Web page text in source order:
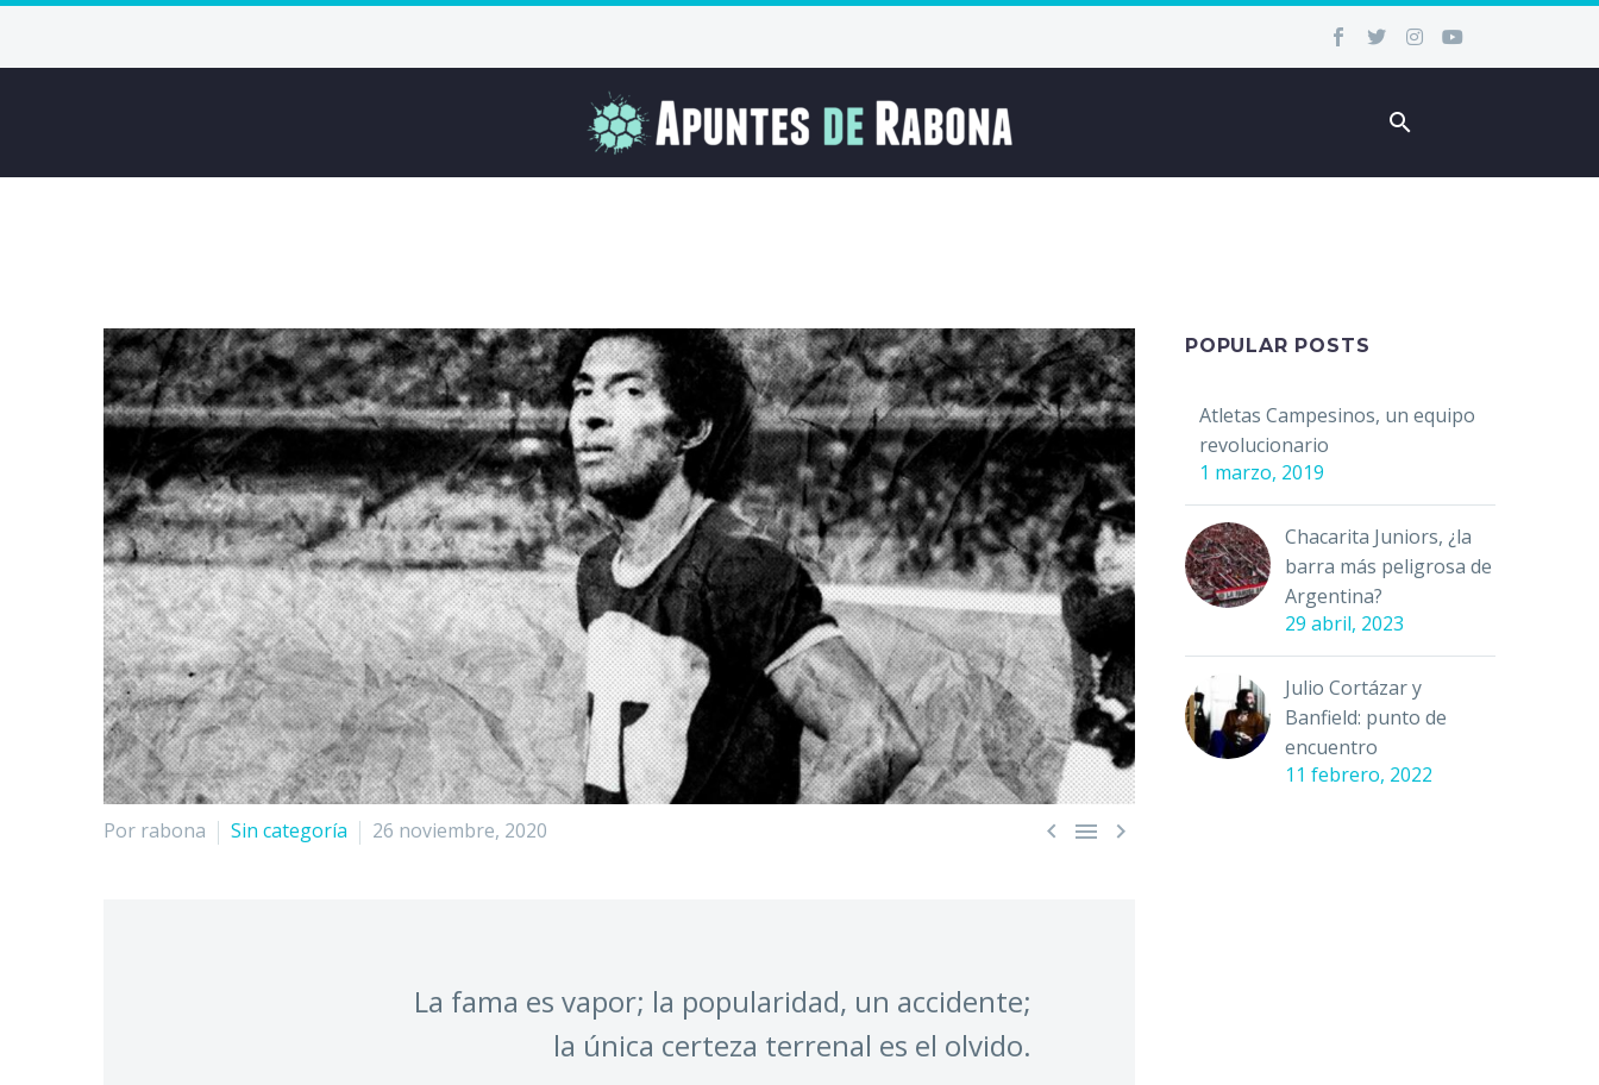
  
Por rabona Sin categoría 26 noviembre, 2020
La fama es vapor; la popularidad, un accidente;
la única certeza terrenal es el olvido.
POPULAR POSTS
Atletas Campesinos, un equipo
revolucionario
1 marzo, 2019
Chacarita Juniors, ¿la
barra más peligrosa de
Argentina?
29 abril, 2023
Julio Cortázar y
Banfield: punto de
encuentro
11 febrero, 2022